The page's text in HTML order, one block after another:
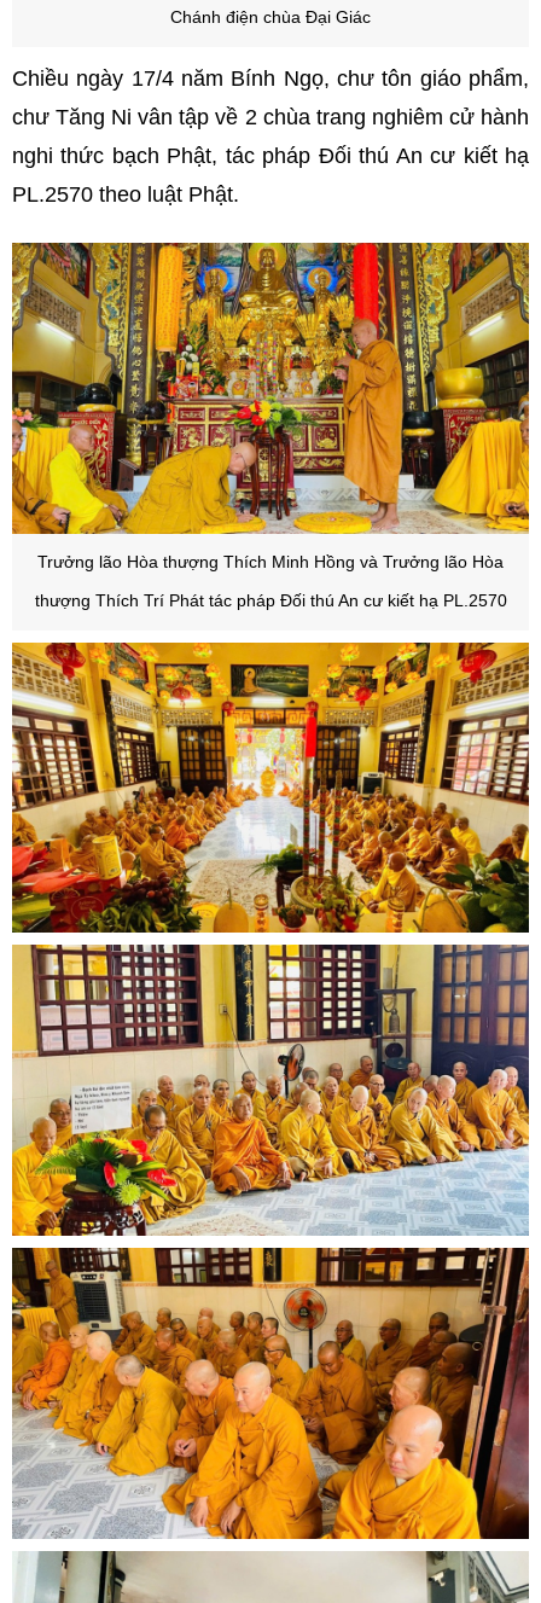
Chánh điện chùa Đại Giác
Chiều ngày 17/4 năm Bính Ngọ, chư tôn giáo phẩm,
chư Tăng Ni vân tập về 2 chùa trang nghiêm cử hành
nghi thức bạch Phật, tác pháp Đối thú An cư kiết hạ
PL.2570 theo luật Phật.
Trưởng lão Hòa thượng Thích Minh Hồng và Trưởng lão Hòa
thượng Thích Trí Phát tác pháp Đối thú An cư kiết hạ PL.2570